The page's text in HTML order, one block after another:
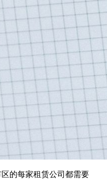
的每家租赁公司都需要